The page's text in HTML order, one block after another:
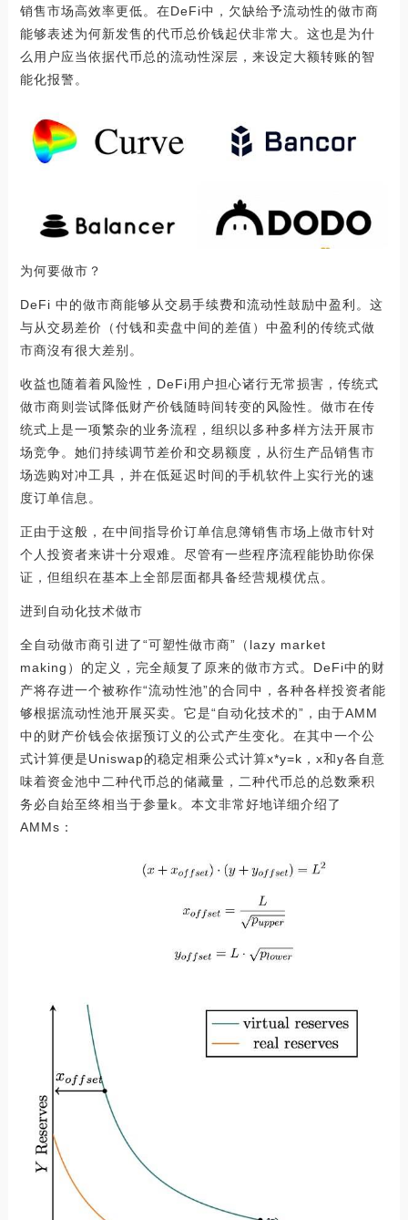
销售市场高效率更低。在DeFi中，欠缺给予流动性的做市商
能够表述为何新发售的代币总价钱起伏非常大。这也是为什
么用户应当依据代币总的流动性深层，来设定大额转账的智
能化报警。
为何要做市？‍
DeFi 中的做市商能够从交易手续费和流动性鼓励中盈利。这
与从交易差价（付钱和卖盘中间的差值）中盈利的传统式做
市商沒有很大差别。
收益也随着着风险性，DeFi用户担心诸行无常损害，传统式
做市商则尝试降低财产价钱随時间转变的风险性。做市在传
统式上是一项繁杂的业务流程，组织以多种多样方法开展市
场竞争。她们持续调节差价和交易额度，从衍生产品销售市
场选购对冲工具，并在低延迟时间的手机软件上实行光的速
度订单信息。
正由于这般，在中间指导价订单信息簿销售市场上做市针对
个人投资者来讲十分艰难。尽管有一些程序流程能协助你保
证，但组织在基本上全部层面都具备经营规模优点。
进到自动化技术做市
全自动做市商引进了“可塑性做市商”（lazy market
making）的定义，完全颠复了原来的做市方式。DeFi中的财
产将存进一个被称作“流动性池”的合同中，各种各样投资者能
够根据流动性池开展买卖。它是“自动化技术的”，由于AMM
中的财产价钱会依据预订义的公式产生变化。在其中一个公
式计算便是Uniswap的稳定相乘公式计算x*y=k，x和y各自意
味着资金池中二种代币总的储藏量，二种代币总的总数乘积
务必自始至终相当于参量k。本文非常好地详细介绍了
AMMs：